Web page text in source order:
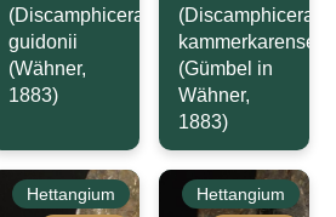
(Discamphiceras)
guidonii
(Wähner,
1883)
(Discamphiceras)
kammerkarense
(Gümbel in
Wähner,
1883)
Hettangium
Hettangium